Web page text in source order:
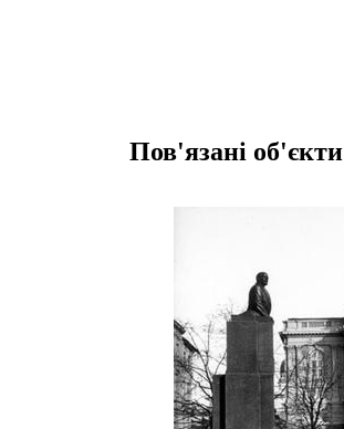
Пов'язані об'єкти